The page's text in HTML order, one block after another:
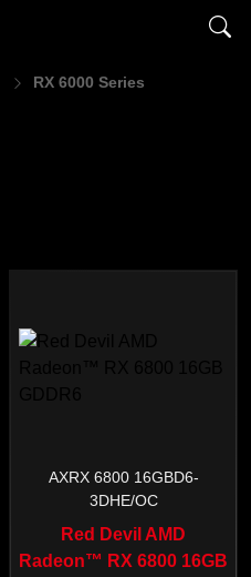
RX 6000 Series
AXRX 6800 16GBD6-
3DHE/OC
Red Devil AMD
Radeon™ RX 6800 16GB